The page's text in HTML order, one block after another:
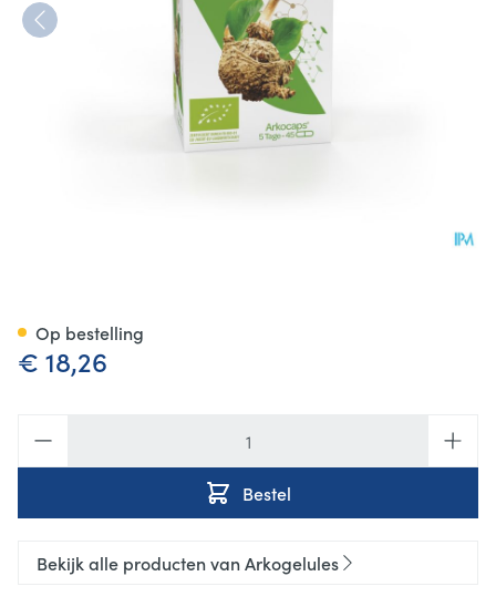
€ 18,26
Bestel
Op bestelling
Bekijk alle producten van Arkogelules